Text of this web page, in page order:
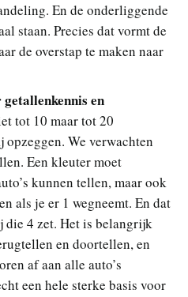
En de onderliggende
staan. Precies dat vormt de
de overstap te maken naar
getallenkennis en
tot 10 maar tot 20
We verwachten
Een kleuter moet
kunnen tellen, maar ook
als je er 1 wegneemt. En dat
die 4 zet. Het is belangrijk
en doortellen, en
af aan alle auto’s
een hele sterke basis voor